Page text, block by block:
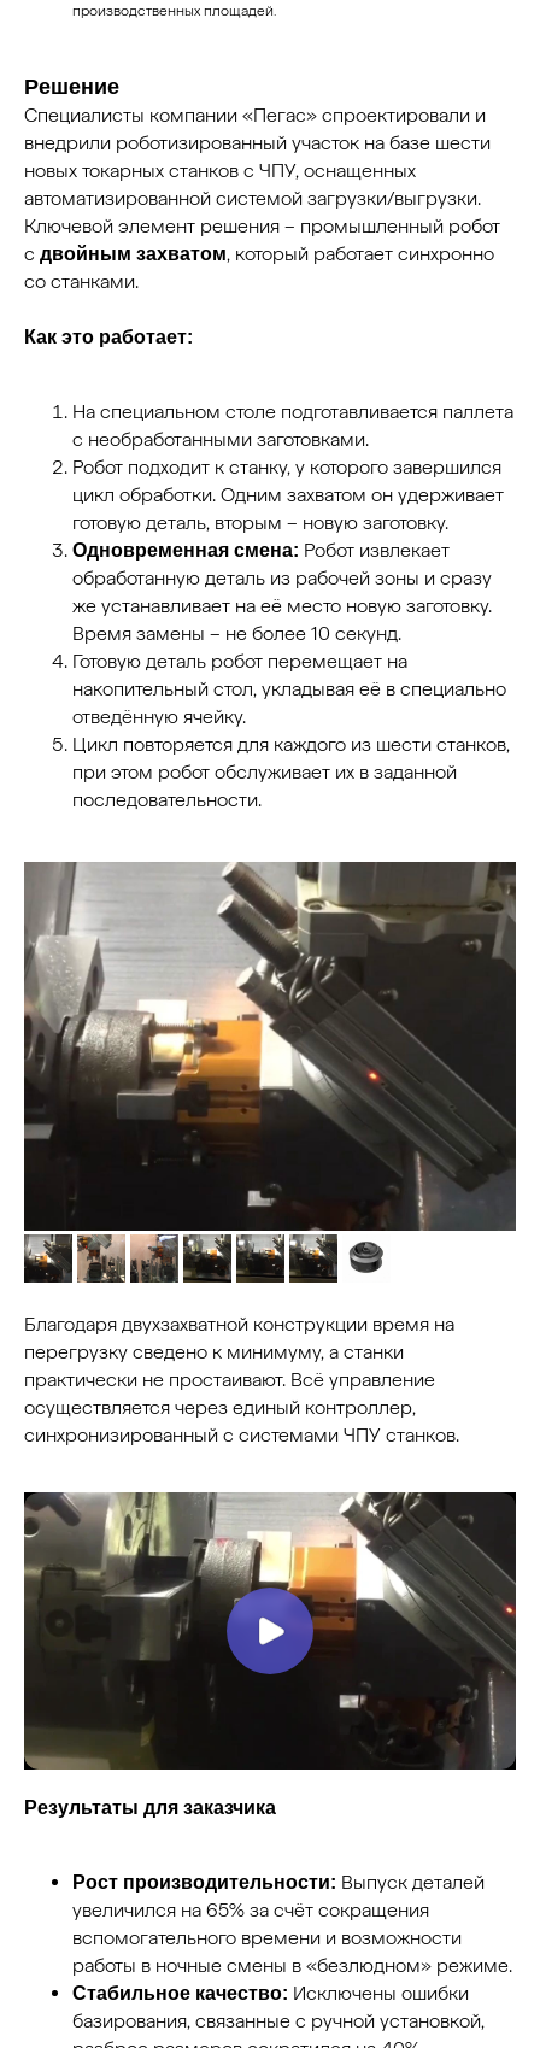
производственных площадей.
Решение
Специалисты компании «Пегас» спроектировали и
внедрили роботизированный участок на базе шести
новых токарных станков с ЧПУ, оснащенных
автоматизированной системой загрузки/выгрузки.
Ключевой элемент решения – промышленный робот
с двойным захватом, который работает синхронно
со станками.
Как это работает:
На специальном столе подготавливается паллета
с необработанными заготовками.
Робот подходит к станку, у которого завершился
цикл обработки. Одним захватом он удерживает
готовую деталь, вторым – новую заготовку.
Одновременная смена: Робот извлекает
обработанную деталь из рабочей зоны и сразу
же устанавливает на её место новую заготовку.
Время замены – не более 10 секунд.
Готовую деталь робот перемещает на
накопительный стол, укладывая её в специально
отведённую ячейку.
Цикл повторяется для каждого из шести станков,
при этом робот обслуживает их в заданной
последовательности.
Благодаря двухзахватной конструкции время на
перегрузку сведено к минимуму, а станки
практически не простаивают. Всё управление
осуществляется через единый контроллер,
синхронизированный с системами ЧПУ станков.
Результаты для заказчика
Рост производительности: Выпуск деталей
увеличился на 65% за счёт сокращения
вспомогательного времени и возможности
работы в ночные смены в «безлюдном» режиме.
Стабильное качество: Исключены ошибки
базирования, связанные с ручной установкой,